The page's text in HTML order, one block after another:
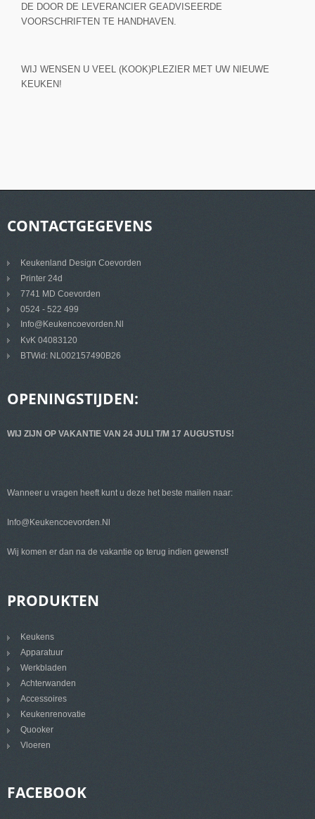
DE DOOR DE LEVERANCIER GEADVISEERDE
VOORSCHRIFTEN TE HANDHAVEN.
WIJ WENSEN U VEEL (KOOK)PLEZIER MET UW NIEUWE
KEUKEN!
CONTACTGEGEVENS
Keukenland Design Coevorden
Printer 24d
7741 MD Coevorden
0524 - 522 499
Info@keukencoevorden.nl
KvK 04083120
BTWid: NL002157490B26
OPENINGSTIJDEN:
WIJ ZIJN OP VAKANTIE VAN 24 JULI T/M 17 AUGUSTUS!
Wanneer u vragen heeft kunt u deze het beste mailen naar:
Info@keukencoevorden.nl
Wij komen er dan na de vakantie op terug indien gewenst!
PRODUKTEN
Keukens
Apparatuur
Werkbladen
Achterwanden
Accessoires
Keukenrenovatie
Quooker
Vloeren
FACEBOOK